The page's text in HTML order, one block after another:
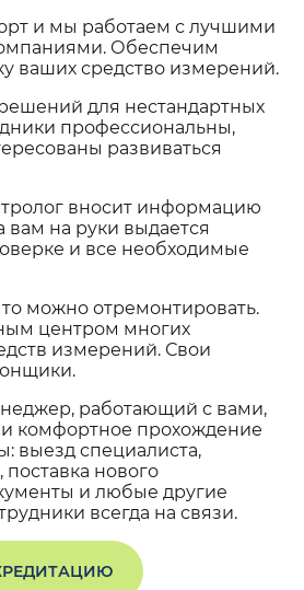
и мы работаем с лучшими
Обеспечим
ваших средство измерений.
для нестандартных
профессиональны,
развиваться
вносит информацию
на руки выдается
и все необходимые
можно отремонтировать.
центром многих
измерений. Свои
работающий с вами,
и комфортное прохождение
выезд специалиста,
нового
и любые другие
всегда на связи.